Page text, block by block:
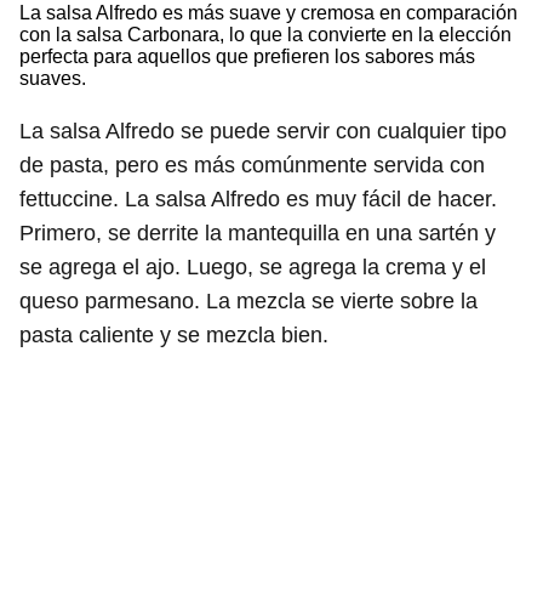
La salsa Alfredo es más suave y cremosa en comparación
con la salsa Carbonara, lo que la convierte en la elección
perfecta para aquellos que prefieren los sabores más
suaves.
La salsa Alfredo se puede servir con cualquier tipo
de pasta, pero es más comúnmente servida con
fettuccine. La salsa Alfredo es muy fácil de hacer.
Primero, se derrite la mantequilla en una sartén y
se agrega el ajo. Luego, se agrega la crema y el
queso parmesano. La mezcla se vierte sobre la
pasta caliente y se mezcla bien.